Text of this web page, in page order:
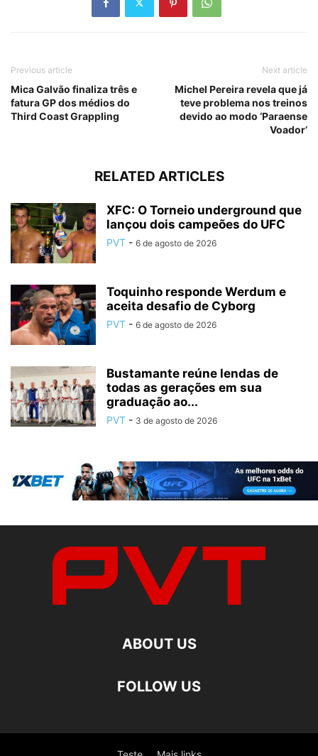
Previous article
Mica Galvão finaliza três e
fatura GP dos médios do
Third Coast Grappling
Next article
Michel Pereira revela que já
teve problema nos treinos
devido ao modo ‘Paraense
Voador’
RELATED ARTICLES
XFC: O Torneio underground que
lançou dois campeões do UFC
PVT - 6 de agosto de 2026
Toquinho responde Werdum e
aceita desafio de Cyborg
PVT - 6 de agosto de 2026
Bustamante reúne lendas de
todas as gerações em sua
graduação ao...
PVT - 3 de agosto de 2026
ABOUT US
FOLLOW US